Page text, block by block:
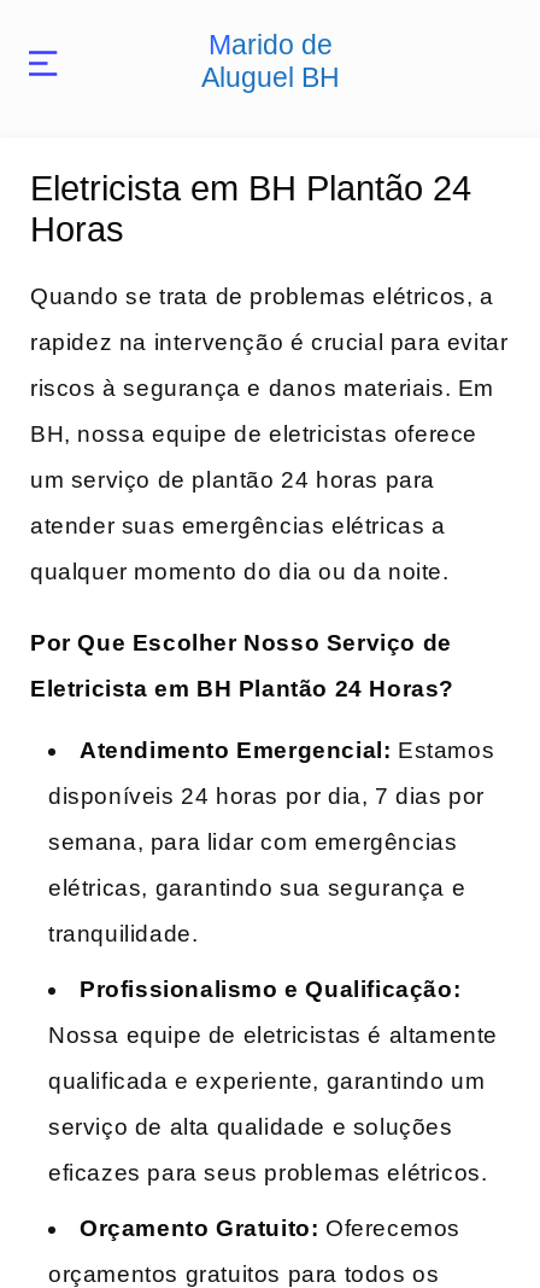
Marido de
Aluguel BH
Eletricista em BH Plantão 24
Horas
Quando se trata de problemas elétricos, a
rapidez na intervenção é crucial para evitar
riscos à segurança e danos materiais. Em
BH, nossa equipe de eletricistas oferece
um serviço de plantão 24 horas para
atender suas emergências elétricas a
qualquer momento do dia ou da noite.
Por Que Escolher Nosso Serviço de
Eletricista em BH Plantão 24 Horas?
Atendimento Emergencial: Estamos
disponíveis 24 horas por dia, 7 dias por
semana, para lidar com emergências
elétricas, garantindo sua segurança e
tranquilidade.
Profissionalismo e Qualificação:
Nossa equipe de eletricistas é altamente
qualificada e experiente, garantindo um
serviço de alta qualidade e soluções
eficazes para seus problemas elétricos.
Orçamento Gratuito: Oferecemos
orçamentos gratuitos para todos os